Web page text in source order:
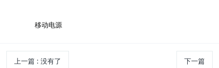
移动电源
上一篇 :没有了 下一篇